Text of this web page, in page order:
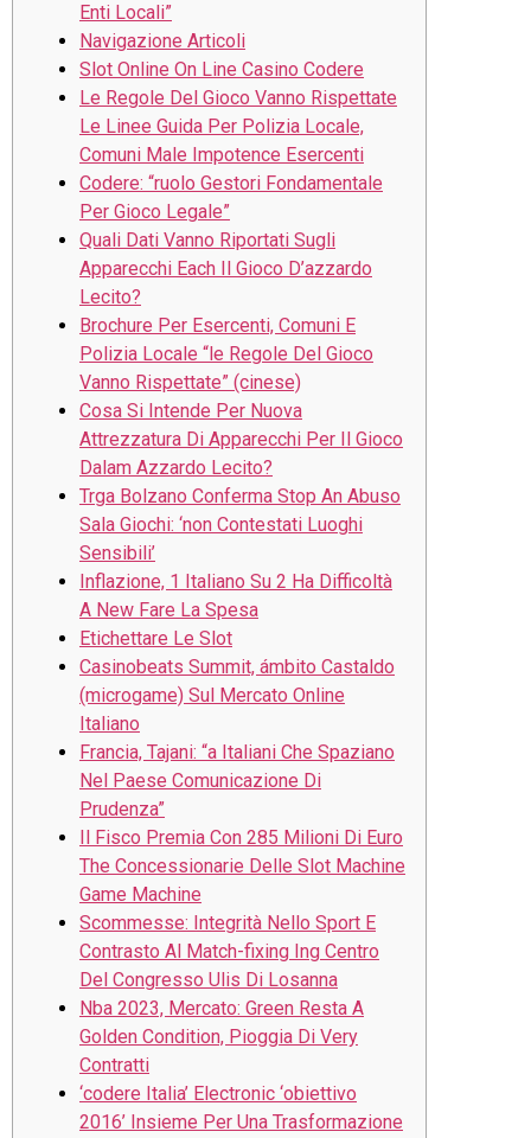
Enti Locali”
Navigazione Articoli
Slot Online On Line Casino Codere
Le Regole Del Gioco Vanno Rispettate
Le Linee Guida Per Polizia Locale,
Comuni Male Impotence Esercenti
Codere: “ruolo Gestori Fondamentale
Per Gioco Legale”
Quali Dati Vanno Riportati Sugli
Apparecchi Each Il Gioco D’azzardo
Lecito?
Brochure Per Esercenti, Comuni E
Polizia Locale “le Regole Del Gioco
Vanno Rispettate” (cinese)
Cosa Si Intende Per Nuova
Attrezzatura Di Apparecchi Per Il Gioco
Dalam Azzardo Lecito?
Trga Bolzano Conferma Stop An Abuso
Sala Giochi: ‘non Contestati Luoghi
Sensibili’
Inflazione, 1 Italiano Su 2 Ha Difficoltà
A New Fare La Spesa
Etichettare Le Slot
Casinobeats Summit, ámbito Castaldo
(microgame) Sul Mercato Online
Italiano
Francia, Tajani: “a Italiani Che Spaziano
Nel Paese Comunicazione Di
Prudenza”
Il Fisco Premia Con 285 Milioni Di Euro
The Concessionarie Delle Slot Machine
Game Machine
Scommesse: Integrità Nello Sport E
Contrasto Al Match-fixing Ing Centro
Del Congresso Ulis Di Losanna
Nba 2023, Mercato: Green Resta A
Golden Condition, Pioggia Di Very
Contratti
‘codere Italia’ Electronic ‘obiettivo
2016’ Insieme Per Una Trasformazione